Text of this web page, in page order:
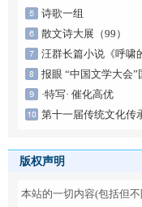
诗歌一组
散文诗大展（99）
汪群长篇小说《呼啸
报眼 “中国文学大会
·特写· 催化高优
第十一届传统文化传
版权声明
本站的一切内容(包括但